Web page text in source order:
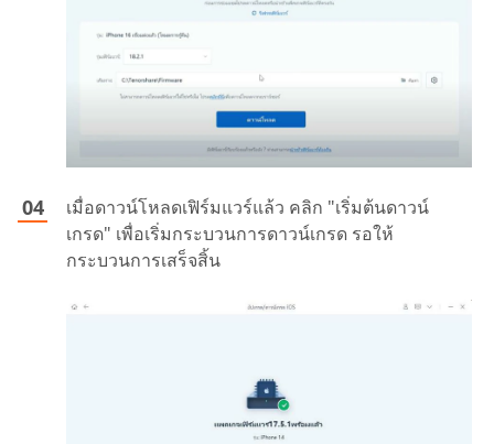
เมื่อดาวน์โหลดเฟิร์มแวร์แล้ว คลิก "เริ่มต้นดาวน์
เกรด" เพื่อเริ่มกระบวนการดาวน์เกรด รอให้
กระบวนการเสร็จสิ้น